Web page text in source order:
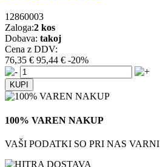
12860003
Zaloga:2 kos
Dobava: takoj
Cena z DDV:
76,35 € 95,44 € -20%
100% VAREN NAKUP
VAŠI PODATKI SO PRI NAS VARNI